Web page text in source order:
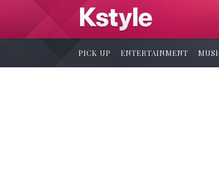
PICK UP ENTERTAINMENT